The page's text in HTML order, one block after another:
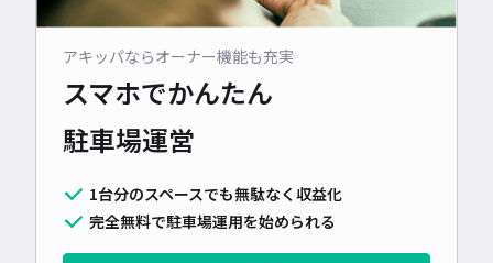
アキッパならオーナー機能も充実
スマホでかんたん
駐車場運営
1台分のスペースでも無駄なく収益化
完全無料で駐車場運用を始められる